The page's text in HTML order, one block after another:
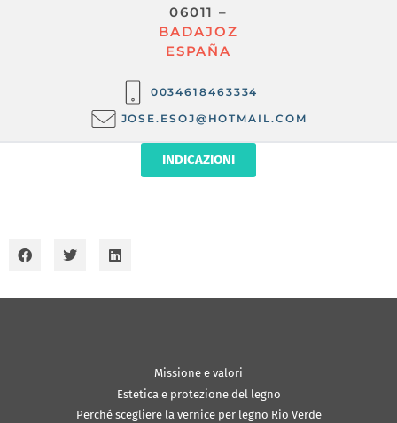
06011 –
BADAJOZ
ESPAÑA
0034618463334
JOSE.ESOJ@HOTMAIL.COM
INDICAZIONI
Missione e valori
Estetica e protezione del legno
Perché scegliere la vernice per legno Rio Verde